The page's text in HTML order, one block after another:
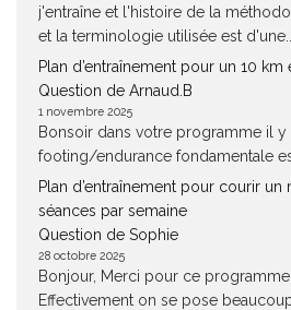
j'entraîne et l'histoire de la
et la terminologie utilisée est d'une...
Plan d’entraînement pour un 10 km
Question de Arnaud.B
1 novembre 2025
Bonsoir dans votre programme il y
footing/endurance fondamentale
Plan d’entraînement pour courir un
séances par semaine
Question de Sophie
28 octobre 2025
Bonjour, Merci pour ce
Effectivement on se pose